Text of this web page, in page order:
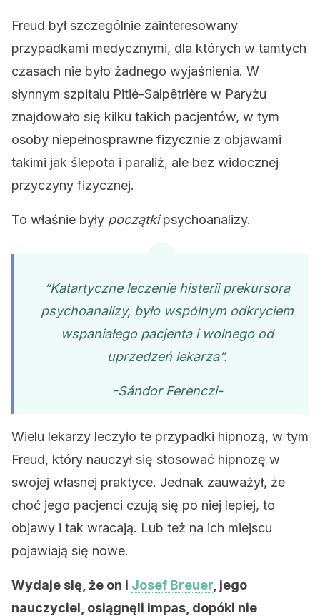
Freud był szczególnie zainteresowany
przypadkami medycznymi, dla których w tamtych
czasach nie było żadnego wyjaśnienia. W
słynnym szpitalu Pitié-Salpêtrière w Paryżu
znajdowało się kilku takich pacjentów, w tym
osoby niepełnosprawne fizycznie z objawami
takimi jak ślepota i paraliż, ale bez widocznej
przyczyny fizycznej.
To właśnie były początkipsychoanalizy.
“Katartyczne leczenie histerii prekursora
psychoanalizy, było wspólnym odkryciem
wspaniałego pacjenta i wolnego od
uprzedzeń lekarza”.
-Sándor Ferenczi-
Wielu lekarzy leczyło te przypadki hipnozą, w tym
Freud, który nauczył się stosować hipnozę w
swojej własnej praktyce. Jednak zauważył, że
choć jego pacjenci czują się po niej lepiej, to
objawy i tak wracają. Lub też na ich miejscu
pojawiają się nowe.
Wydaje się, że on i Josef Breuer , jego
nauczyciel, osiągnęli impas, dopóki nie